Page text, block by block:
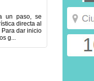
un paso, se
directa al
dar inicio
g...